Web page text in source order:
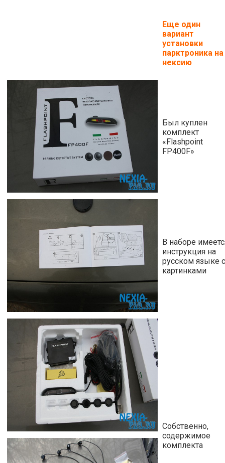
Еще один
вариант
установки
парктроника на
нексию
Был куплен
комплект
«Flashpoint
FP400F»
В наборе
инструкция на
русском языке с
картинками
Собственно,
содержимое
комплекта